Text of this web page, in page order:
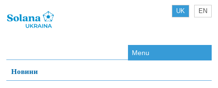
UK EN
Menu
Новини